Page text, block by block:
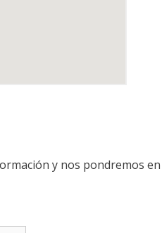
y nos pondremos